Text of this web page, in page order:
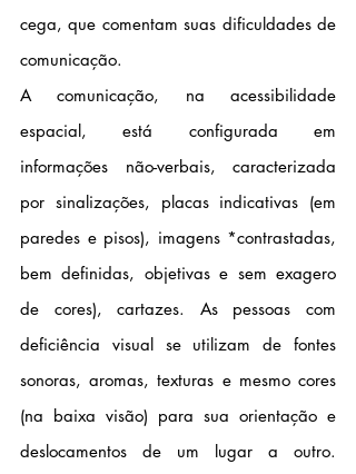
cega, que comentam suas dificuldades de
comunicação.
A comunicação, na acessibilidade
espacial, está configurada em
informações não-verbais, caracterizada
por sinalizações, placas indicativas (em
paredes e pisos), imagens *contrastadas,
bem definidas, objetivas e sem exagero
de cores), cartazes. As pessoas com
deficiência visual se utilizam de fontes
sonoras, aromas, texturas e mesmo cores
(na baixa visão) para sua orientação e
deslocamentos de um lugar a outro.